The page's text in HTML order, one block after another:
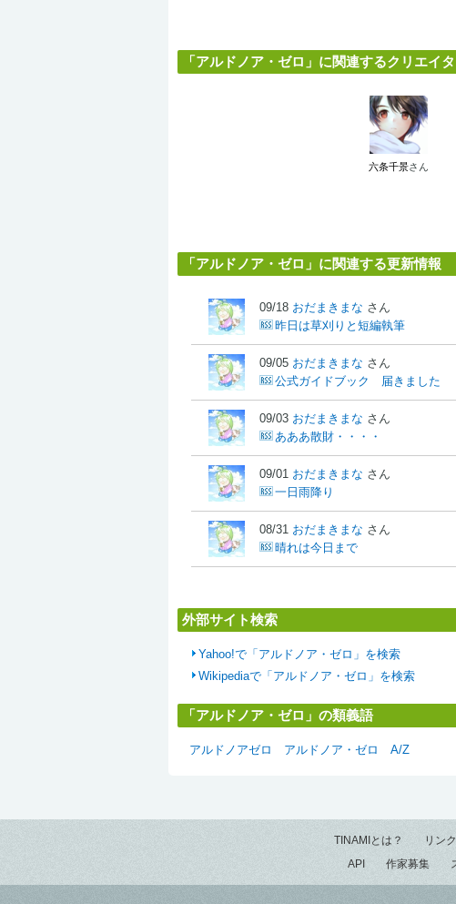
「アルドノア・ゼロ」に関連するクリエイ
六条千景さん
「アルドノア・ゼロ」に関連する更新情報
09/18 おだまきまな さん
昨日は草刈りと短編執筆
09/05 おだまきまな さん
公式ガイドブック 届きました
09/03 おだまきまな さん
あああ散財・・・・
09/01 おだまきまな さん
一日雨降り
08/31 おだまきまな さん
晴れは今日まで
外部サイト検索
Yahoo!で「アルドノア・ゼロ」を検索
Wikipediaで「アルドノア・ゼロ」を検索
「アルドノア・ゼロ」の類義語
アルドノアゼロ アルドノア・ゼロ A/Z
TINAMIとは？ リン
API
作家募集